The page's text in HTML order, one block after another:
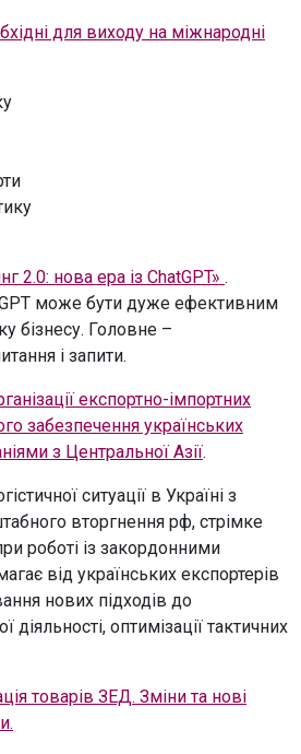
для виходу на міжнародні
2.0: нова ера із ChatGPT» .
може бути дуже ефективним
бізнесу. Головне –
і запити.
експортно-імпортних
забезпечення українських
з Центральної Азії.
ситуації в Україні з
вторгнення рф, стрімке
роботі із закордонними
від українських експортерів
нових підходів до
діяльності, оптимізації тактичних
товарів ЗЕД. Зміни та нові